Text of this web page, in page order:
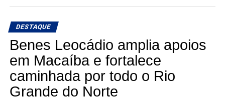
ações concretas e resultados que reforçam seu
compromisso com o desenvolvimento do Rio Grande do
Norte. Um mandato presente, atuante e comprometido em
fazer a diferença na vida dos potiguares.
KALLYANNO MOTA Emilson Santos Luiz Eduardo
DESTAQUE
Benes Leocádio amplia apoios
em Macaíba e fortalece
caminhada por todo o Rio
Grande do Norte